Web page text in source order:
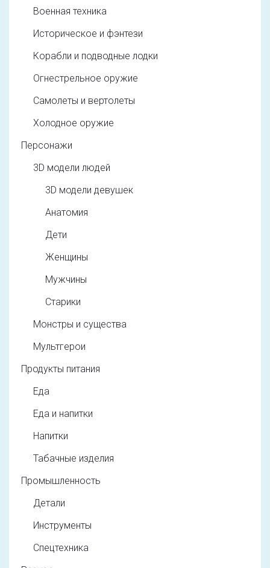
Военная техника
Историческое и фэнтези
Корабли и подводные лодки
Огнестрельное оружие
Самолеты и вертолеты
Холодное оружие
Персонажи
3D модели людей
3D модели девушек
Анатомия
Дети
Женщины
Мужчины
Старики
Монстры и существа
Мультгерои
Продукты питания
Еда
Еда и напитки
Напитки
Табачные изделия
Промышленность
Детали
Инструменты
Спецтехника